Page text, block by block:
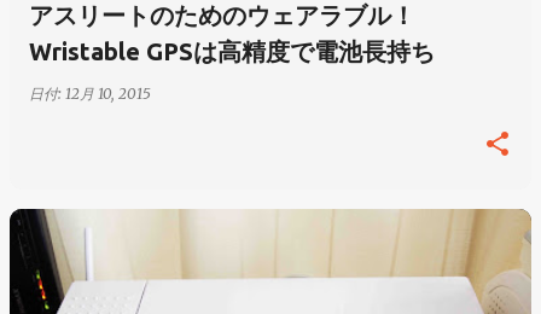
アスリートのためのウェアラブル！
Wristable GPSは高精度で電池長持ち
日付: 12月 10, 2015